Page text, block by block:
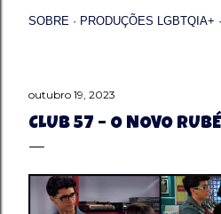
SOBRE PRODUÇÕES LGBTQIA+
outubro 19, 2023
CLUB 57 – O NOVO